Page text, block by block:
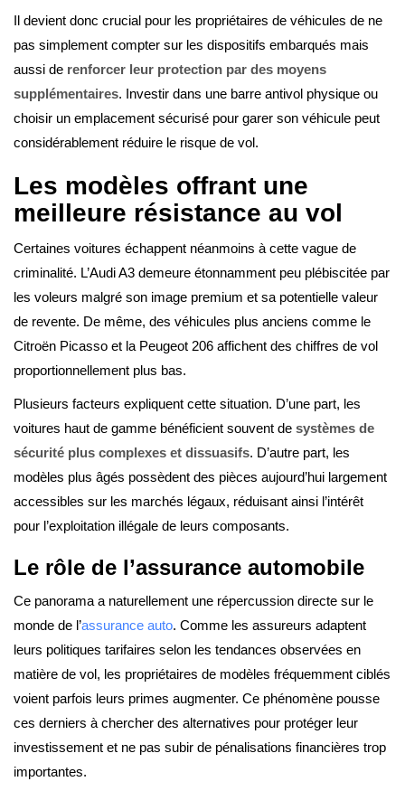
Il devient donc crucial pour les propriétaires de véhicules de ne
pas simplement compter sur les dispositifs embarqués mais
aussi de renforcer leur protection par des moyens
supplémentaires. Investir dans une barre antivol physique ou
choisir un emplacement sécurisé pour garer son véhicule peut
considérablement réduire le risque de vol.
Les modèles offrant une
meilleure résistance au vol
Certaines voitures échappent néanmoins à cette vague de
criminalité. L’Audi A3 demeure étonnamment peu plébiscitée par
les voleurs malgré son image premium et sa potentielle valeur
de revente. De même, des véhicules plus anciens comme le
Citroën Picasso et la Peugeot 206 affichent des chiffres de vol
proportionnellement plus bas.
Plusieurs facteurs expliquent cette situation. D’une part, les
voitures haut de gamme bénéficient souvent de systèmes de
sécurité plus complexes et dissuasifs. D’autre part, les
modèles plus âgés possèdent des pièces aujourd’hui largement
accessibles sur les marchés légaux, réduisant ainsi l’intérêt
pour l’exploitation illégale de leurs composants.
Le rôle de l’assurance automobile
Ce panorama a naturellement une répercussion directe sur le
monde de l’assurance auto. Comme les assureurs adaptent
leurs politiques tarifaires selon les tendances observées en
matière de vol, les propriétaires de modèles fréquemment ciblés
voient parfois leurs primes augmenter. Ce phénomène pousse
ces derniers à chercher des alternatives pour protéger leur
investissement et ne pas subir de pénalisations financières trop
importantes.